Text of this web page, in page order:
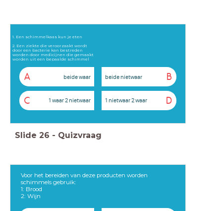
1. Een schimmelkaas kun je eten
2. Een ziekte die veroorzaakt wordt
door een bacterie kan bestreden
worden door medicijnen die gemaakt
worden uit een bepaalde schimmel
A beide waar B
beide nietwaar
C 1 waar 2 nietwaar D
1 nietwaar 2 waar
Slide 26 - Quizvraag
Voor het bereiden van deze producten worden
schimmels gebruik:
1: Brood
2: Wijn